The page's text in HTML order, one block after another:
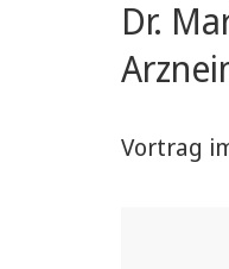
der
und
Dr.
Vortrag